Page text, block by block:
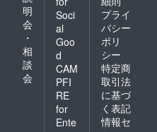
明
会
・
相
談
会
Soci
al
Goo
d
CAM
PFI
RE
for
Ente
プライ
バシー
ポリ
シー
特定商
取引法
に基づ
く表記
情報セ